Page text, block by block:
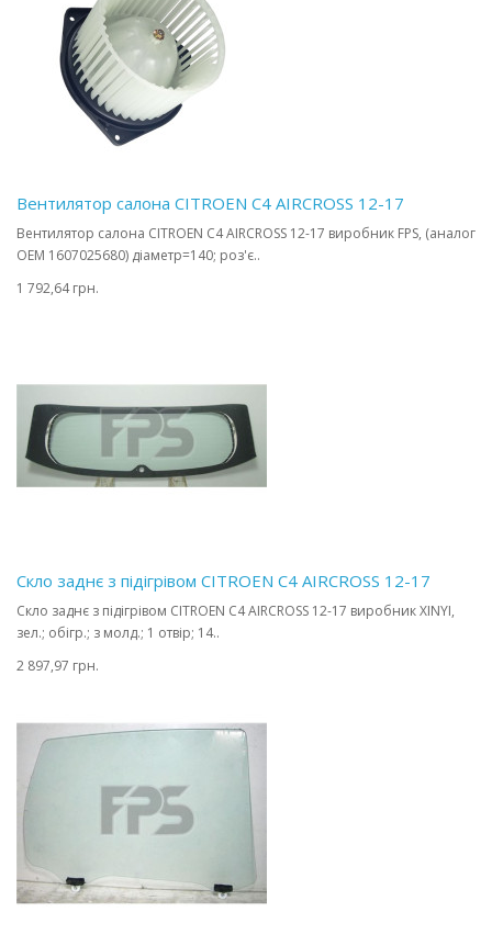
Вентилятор салона CITROEN C4 AIRCROSS 12-17
Вентилятор салона CITROEN C4 AIRCROSS 12-17 виробник FPS, (аналог
OEM 1607025680) діаметр=140; роз'є..
1 792,64 грн.
Скло заднє з підігрівом CITROEN C4 AIRCROSS 12-17
Скло заднє з підігрівом CITROEN C4 AIRCROSS 12-17 виробник XINYI,
зел.; обігр.; з молд.; 1 отвір; 14..
2 897,97 грн.